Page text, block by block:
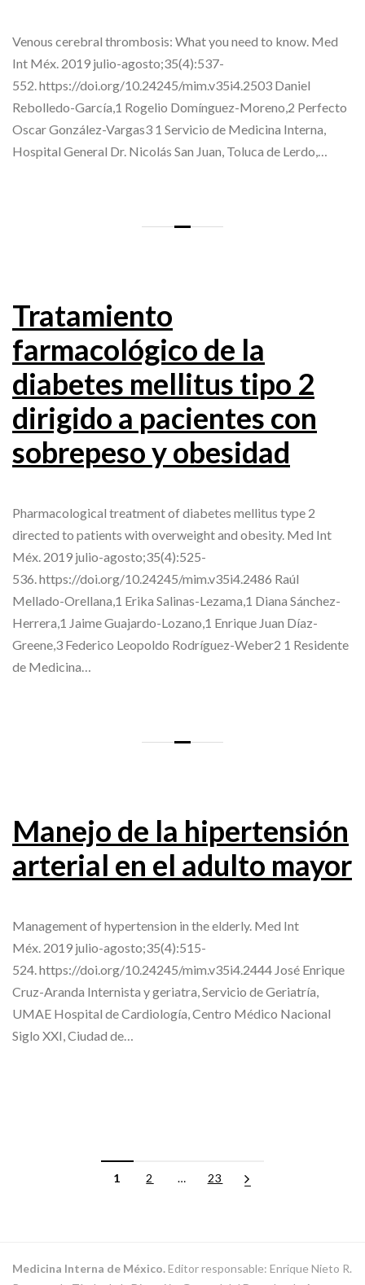
Venous cerebral thrombosis: What you need to know. Med
Int Méx. 2019 julio-agosto;35(4):537-
552. https://doi.org/10.24245/mim.v35i4.2503 Daniel
Rebolledo-García,1 Rogelio Domínguez-Moreno,2 Perfecto
Oscar González-Vargas3 1 Servicio de Medicina Interna,
Hospital General Dr. Nicolás San Juan, Toluca de Lerdo,…
Tratamiento
farmacológico de la
diabetes mellitus tipo 2
dirigido a pacientes con
sobrepeso y obesidad
Pharmacological treatment of diabetes mellitus type 2
directed to patients with overweight and obesity. Med Int
Méx. 2019 julio-agosto;35(4):525-
536. https://doi.org/10.24245/mim.v35i4.2486 Raúl
Mellado-Orellana,1 Erika Salinas-Lezama,1 Diana Sánchez-
Herrera,1 Jaime Guajardo-Lozano,1 Enrique Juan Díaz-
Greene,3 Federico Leopoldo Rodríguez-Weber2 1 Residente
de Medicina…
Manejo de la hipertensión
arterial en el adulto mayor
Management of hypertension in the elderly. Med Int
Méx. 2019 julio-agosto;35(4):515-
524. https://doi.org/10.24245/mim.v35i4.2444 José Enrique
Cruz-Aranda Internista y geriatra, Servicio de Geriatría,
UMAE Hospital de Cardiología, Centro Médico Nacional
Siglo XXI, Ciudad de…
1 2 … 23
Medicina Interna de México.Editor responsable: Enrique Nieto R.